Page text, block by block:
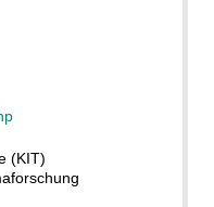
(KIT)